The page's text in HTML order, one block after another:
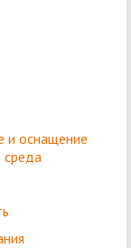
и оснащение
среда